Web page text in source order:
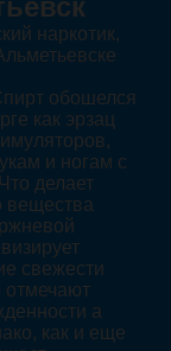
наркотик,
обошелся
как эрзац
и ногам с
делает
вещества
свежести
отмечают
а
как и еще